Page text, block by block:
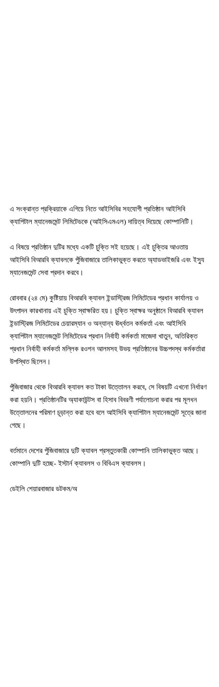
এ সংক্রান্ত প্রক্রিয়াকে এগিয়ে নিতে আইসিবির সহযোগী প্রতিষ্ঠান আইসিবি
ক্যাপিটাল ম্যানেজমেন্ট লিমিটেডকে (আইসিএমএল) দায়িত্ব দিয়েছে কোম্পানিটি।
এ বিষয়ে প্রতিষ্ঠান দুটির মধ্যে একটি চুক্তি সই হয়েছে। এই চুক্তির আওতায়
আইসিবি বিআরবি ক্যাবলকে পুঁজিবাজারে তালিকাভুক্ত করতে অ্যাডভাইজরি এবং ইস্যু
ম্যানেজমেন্ট সেবা প্রদান করবে।
রোববার (২৪ মে) কুষ্টিয়ায় বিআরবি ক্যাবল ইন্ডাস্ট্রিজ লিমিটেডের প্রধান কার্যালয় ও
উৎপাদন কারখানায় এই চুক্তি স্বাক্ষরিত হয়। চুক্তি স্বাক্ষর অনুষ্ঠানে বিআরবি ক্যাবল
ইন্ডাস্ট্রিজ লিমিটেডের চেয়ারম্যান ও অন্যান্য ঊর্ধ্বতন কর্মকর্তা এবং আইসিবি
ক্যাপিটাল ম্যানেজমেন্ট লিমিটেডের প্রধান নির্বাহী কর্মকর্তা মাজেদা খাতুন, অতিরিক্ত
প্রধান নির্বাহী কর্মকর্তা মল্লিক রওশন আলমসহ উভয় প্রতিষ্ঠানের উচ্চপদস্থ কর্মকর্তারা
উপস্থিত ছিলেন।
পুঁজিবাজার থেকে বিআরবি ক্যাবল কত টাকা উত্তোলন করবে, সে বিষয়টি এখনো নির্ধারণ
করা হয়নি। প্রতিষ্ঠানটির অ্যাকাউন্টস বা হিসাব বিবরণী পর্যালোচনা করার পর মূলধন
উত্তোলনের পরিমাণ চূড়ান্ত করা হবে বলে আইসিবি ক্যাপিটাল ম্যানেজমেন্ট সূত্রে জানা
গেছে।
বর্তমানে দেশের পুঁজিবাজারে দুটি ক্যাবল প্রস্তুতকারী কোম্পানি তালিকাভুক্ত আছে।
কোম্পানি দুটি হচ্ছে- ইস্টার্ন ক্যাবলস ও বিবিএস ক্যাবলস।
ডেইলি শেয়ারবাজার ডটকম/অ